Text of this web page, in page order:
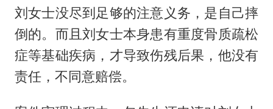
刘女士没尽到足够的注意义务，是自己摔
倒的。而且刘女士本身患有重度骨质疏松
症等基础疾病，才导致伤残后果，他没有
责任，不同意赔偿。